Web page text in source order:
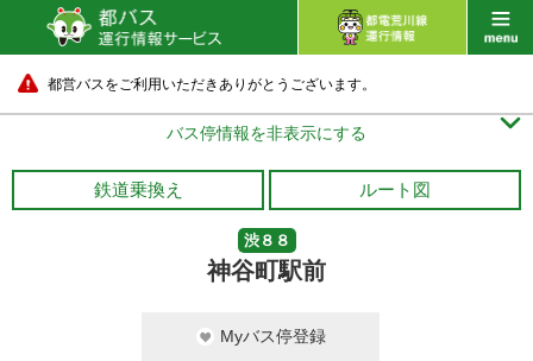
都営バスをご利用いただきありがとうございます。
バス停情報を非表示にする 
鉄道乗換え ルート図
渋８８
神谷町駅前
Myバス停登録